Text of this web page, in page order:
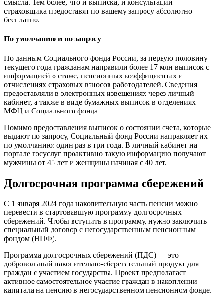
смысла. Тем более, что и выписка, и консультации
страховщика предоставят по вашему запросу абсолютно
бесплатно.
По умолчанию и по запросу
По данным Социального фонда России, за первую половину
текущего года гражданам направили более 17 млн выписок с
информацией о стаже, пенсионных коэффициентах и
отчислениях страховых взносов работодателей. Сведения
предоставляли в электронных извещениях через личный
кабинет, а также в виде бумажных выписок в отделениях
МФЦ и Социального фонда.
Помимо предоставления выписок о состоянии счета, которые
выдают по запросу, Социальный фонд России направляет их
по умолчанию: один раз в три года. В личный кабинет на
портале госуслуг проактивно такую информацию получают
мужчины от 45 лет и женщины начиная с 40 лет.
Долгосрочная программа сбережений
С 1 января 2024 года накопительную часть пенсии можно
перевести в стартовавшую программу долгосрочных
сбережений. Чтобы вступить в программу, нужно заключить
специальный договор с негосударственным пенсионным
фондом (НПФ).
Программа долгосрочных сбережений (ПДС) — это
добровольный накопительно-сберегательный продукт для
граждан с участием государства. Проект предполагает
активное самостоятельное участие граждан в накоплении
капитала на пенсию в негосударственном пенсионном фонде.